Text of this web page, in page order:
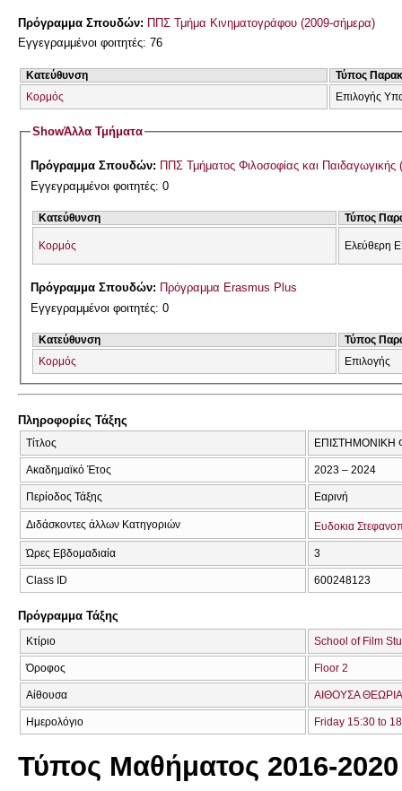
Πρόγραμμα Σπουδών: ΠΠΣ Τμήμα Κινηματογράφου (2009-σήμερα)
Εγγεγραμμένοι φοιτητές: 76
Κατεύθυνση
Τύπος
Κορμός
Επιλογής
ShowΆλλα Τμήματα
Πρόγραμμα Σπουδών: ΠΠΣ Τμήματος Φιλοσοφίας και Παιδαγωγικής
Εγγεγραμμένοι φοιτητές: 0
Κατεύθυνση Τύπος
Κορμός Ελεύθερη
Πρόγραμμα Σπουδών: Πρόγραμμα Erasmus Plus
Εγγεγραμμένοι φοιτητές: 0
Κατεύθυνση
Τύπος
Κορμός
Επιλογής
Πληροφορίες Τάξης
Τίτλος ΕΠΙΣΤΗΜΟΝΙΚΗ
Ακαδημαϊκό Έτος 2023 – 2024
Περίοδος Τάξης Εαρινή
Διδάσκοντες άλλων Κατηγοριών Ευδοκια
Ώρες Εβδομαδιαία 3
Class ID 600248123
Πρόγραμμα Τάξης
Κτίριο School of Film
Όροφος Floor 2
Αίθουσα ΑΙΘΟΥΣΑ
Ημερολόγιο Friday 15:30 to
Τύπος Μαθήματος 2016-2020